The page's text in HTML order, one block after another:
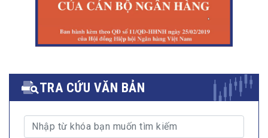
TRA CỨU VĂN BẢN